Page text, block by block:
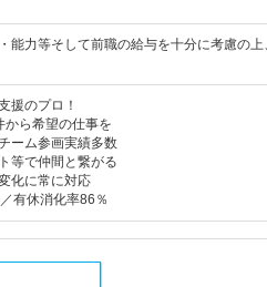
能力等そして前職の給与を十分に考慮の
援のプロ！
から希望の仕事を
ーム参画実績多数
等で仲間と繋がる
化に常に対応
有休消化率86％